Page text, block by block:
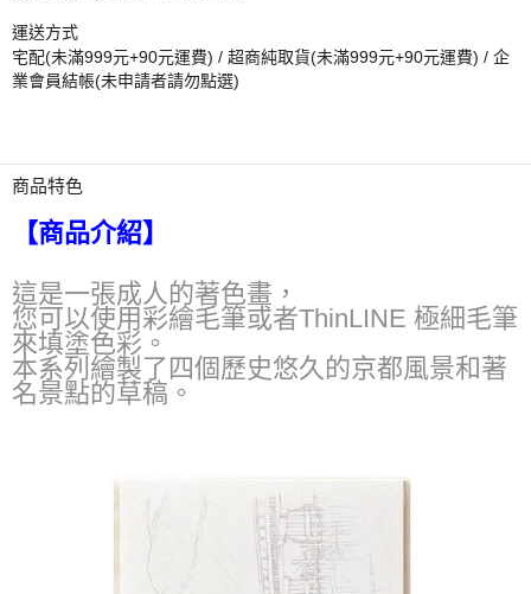
運送方式
宅配(未滿999元+90元運費) / 超商純取貨(未滿999元+90元運費) / 企
業會員結帳(未申請者請勿點選)
商品特色
【商品介紹】
這是一張成人的著色畫，
您可以使用彩繪毛筆或者ThinLINE 極細毛筆
來填塗色彩。
本系列繪製了四個歷史悠久的京都風景和著
名景點的草稿。